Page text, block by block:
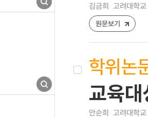
김금희 고려대학
원문보기
학위논
교육
안순희 고려대학